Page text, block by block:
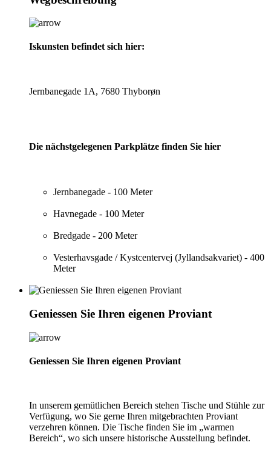
Iskunsten befindet sich hier:
Jernbanegade 1A, 7680 Thyborøn
Die nächstgelegenen Parkplätze finden Sie hier
Jernbanegade - 100 Meter
Havnegade - 100 Meter
Bredgade - 200 Meter
Vesterhavsgade / Kystcentervej (Jyllandsakvariet) - 400
Meter
Geniessen Sie Ihren eigenen Proviant
Geniessen Sie Ihren eigenen Proviant
In unserem gemütlichen Bereich stehen Tische und Stühle zur
Verfügung, wo Sie gerne Ihren mitgebrachten Proviant
verzehren können. Die Tische finden Sie im „warmen
Bereich“, wo sich unsere historische Ausstellung befindet.